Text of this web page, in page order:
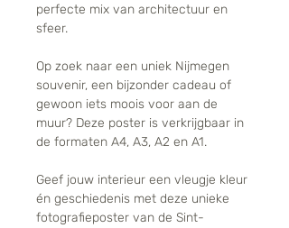
perfecte mix van architectuur en
sfeer.
Op zoek naar een uniek Nijmegen
souvenir, een bijzonder cadeau of
gewoon iets moois voor aan de
muur? Deze poster is verkrijgbaar in
de formaten A4, A3, A2 en A1.
Geef jouw interieur een vleugje kleur
én geschiedenis met deze unieke
fotografieposter van de Sint-